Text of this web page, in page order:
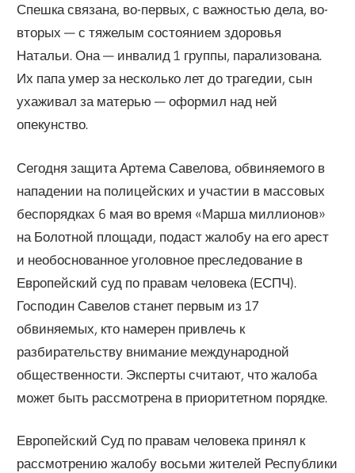
Спешка связана, во-первых, с важностью дела, во-
вторых — с тяжелым состоянием здоровья
Натальи. Она — инвалид 1 группы, парализована.
Их папа умер за несколько лет до трагедии, сын
ухаживал за матерью — оформил над ней
опекунство.
Сегодня защита Артема Савелова, обвиняемого в
нападении на полицейских и участии в массовых
беспорядках 6 мая во время «Марша миллионов»
на Болотной площади, подаст жалобу на его арест
и необоснованное уголовное преследование в
Европейский суд по правам человека (ЕСПЧ).
Господин Савелов станет первым из 17
обвиняемых, кто намерен привлечь к
разбирательству внимание международной
общественности. Эксперты считают, что жалоба
может быть рассмотрена в приоритетном порядке.
Европейский Суд по правам человека принял к
рассмотрению жалобу восьми жителей Республики